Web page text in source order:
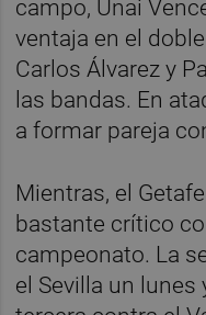
campo, Unai
ventaja en el
Carlos Álvarez y
las bandas. En
a formar pareja
Mientras, el
bastante crítico
campeonato. La
el Sevilla un